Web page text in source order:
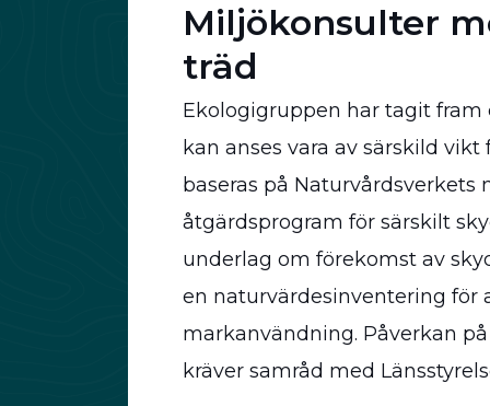
Miljökonsulter
träd
Ekologigruppen har tagit
kan anses vara av särskild
baseras på
åtgärdsprogram för särskilt
underlag om förekomst av
en naturvärdesinventering för
markanvändning. Påverkan
kräver samråd med